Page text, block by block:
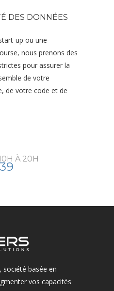
DES DONNÉES
up ou une
nous prenons des
pour assurer la
de votre
de votre code et de
À 20H
société basée en
vos capacités